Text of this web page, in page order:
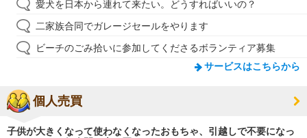
愛犬を日本から連れて来たい。どうすればいいの？
二家族合同でガレージセールをやります
ビーチのごみ拾いに参加してくださるボランティア募集
サービスはこちらから
個人売買
子供が大きくなって使わなくなったおもちゃ、引越しで不要になっ